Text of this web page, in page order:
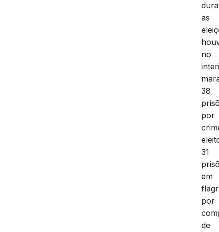
as
no
38
por
31
em
por
de